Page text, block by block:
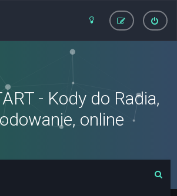
- Kody do Radia,
online